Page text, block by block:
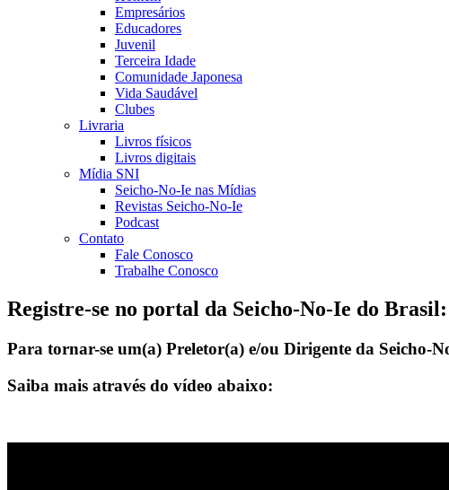
Empresários
Educadores
Juvenil
Terceira Idade
Comunidade Japonesa
Vida Saudável
Clubes
Livraria
Livros físicos
Livros digitais
Mídia SNI
Seicho-No-Ie nas Mídias
Revistas Seicho-No-Ie
Podcast
Contato
Fale Conosco
Trabalhe Conosco
Registre-se no portal da Seicho-No-Ie do Brasil:
Para tornar-se um(a) Preletor(a) e/ou Dirigente da Seicho-
Saiba mais através do vídeo abaixo: